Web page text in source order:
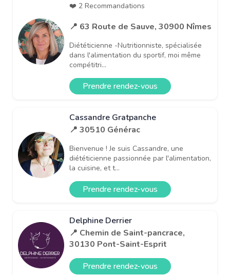
❤️ 2 Recommandations
📍 63 Route de Sauve, 30900 Nîmes
Diététicienne -Nutritionniste, spécialisée
dans l'alimentation du sportif, moi même
compétitri...
Prendre rendez-vous
Cassandre Gratpanche
📍 30510 Générac
Bienvenue ! Je suis Cassandre, une
diététicienne passionnée par l'alimentation,
la cuisine, et t...
Prendre rendez-vous
Delphine Derrier
📍 Chemin de Saint-pancrace,
30130 Pont-Saint-Esprit
Prendre rendez-vous